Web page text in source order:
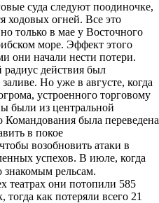
суда следуют поодиночке,
ходовых огней. Все это
только в мае у Восточного
море. Эффект этого
они начали нести потери.
действия был
Но уже в августе, когда
устроенного торговому
были из центральной
была переведена
в покое
возобновить атаки в
успехов. В июле, когда
знакомым рельсам.
театрах они потопили 585
как потеряли всего 21